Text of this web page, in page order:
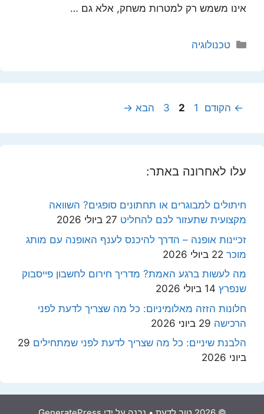
אינו משמש רק למטרות משחק, אלא גם …
קטגוריות
טכנולוגיה
← הקודם עמוד
1 עמוד
2 עמוד
3 הבא →
עלו לאחרונה באתר:
חיתולים למבוגרים או תחתונים סופגים? השוואה
מקצועית שתעזור לכם להחליט 27 ביולי 2026
זכיינות אופנה – הדרך להיכנס לענף האופנה עם מותג
מוכר 22 ביולי 2026
מה לעשות ברגע האמת? מדריך חירום לחשבון פייסבוק
שנפרץ 14 ביולי 2026
חלונות הזזה מאלומיניום: כל מה שצריך לדעת לפני
הרכישה 29 ביוני 2026
הלבנת שיניים: כל מה שצריך לדעת לפני שמתחילים 29
ביוני 2026